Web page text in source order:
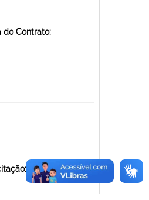
do Contrato: